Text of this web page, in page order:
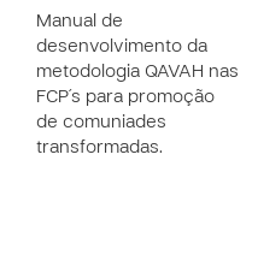
Manual de
desenvolvimento da
metodologia QAVAH nas
FCP´s para promoção
de comuniades
transformadas.